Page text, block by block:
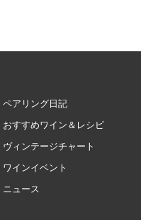
ペアリング日記
おすすめワイン＆レシピ
ヴィンテージチャート
ワインイベント
ニュース